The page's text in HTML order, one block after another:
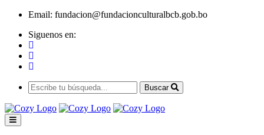
Email: fundacion@fundacionculturalbcb.gob.bo
Siguenos en:
Buscar